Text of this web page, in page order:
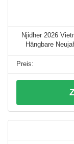
Njidher 2026
Hängbare